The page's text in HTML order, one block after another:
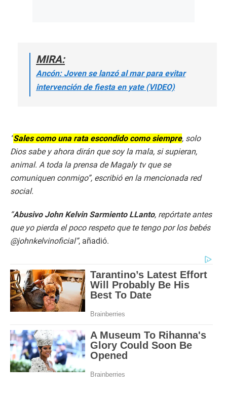
MIRA:
Ancón: Joven se lanzó al mar para evitar
intervención de fiesta en yate (VIDEO)
“Sales como una rata escondido como siempre, solo
Dios sabe y ahora dirán que soy la mala, si supieran,
animal. A toda la prensa de Magaly tv que se
comuniquen conmigo”, escribió en la mencionada red
social.
“Abusivo John Kelvin Sarmiento LLanto, repórtate antes
que yo pierda el poco respeto que te tengo por los bebés
@johnkelvinoficial”, añadió.